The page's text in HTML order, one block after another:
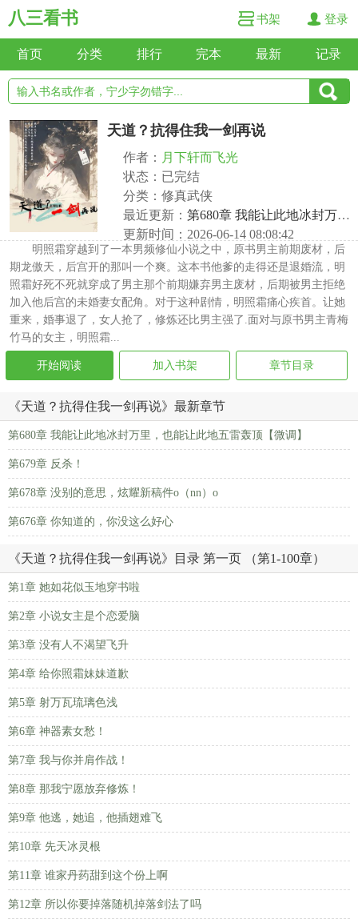
八三看书 书架 登录
首页 分类 排行 完本 最新 记录
天道？抗得住我一剑再说
作者： 月下轩而飞光
状态：已完结
分类：修真武侠
最近更新： 第680章 我能让此地冰封万里，也能让此地五雷轰顶【微调】
更新时间：2026-06-14 08:08:42
明照霜穿越到了一本男频修仙小说之中，原书男主前期废材，后
期龙傲天，后宫开的那叫一个爽。这本书他爹的走得还是退婚流，明
照霜好死不死就穿成了男主那个前期嫌弃男主废材，后期被男主拒绝
加入他后宫的未婚妻女配角。对于这种剧情，明照霜痛心疾首。让她
重来，婚事退了，女人抢了，修炼还比男主强了.面对与原书男主青梅
竹马的女主，明照霜...
开始阅读 加入书架 章节目录
《天道？抗得住我一剑再说》最新章节
第680章 我能让此地冰封万里，也能让此地五雷轰顶【微调】
第679章 反杀！
第678章 没别的意思，炫耀新稿件o（nn）o
第676章 你知道的，你没这么好心
《天道？抗得住我一剑再说》目录 第一页 （第1-100章）
第1章 她如花似玉地穿书啦
第2章 小说女主是个恋爱脑
第3章 没有人不渴望飞升
第4章 给你照霜妹妹道歉
第5章 射万瓦琉璃色浅
第6章 神器素女愁！
第7章 我与你并肩作战！
第8章 那我宁愿放弃修炼！
第9章 他逃，她追，他插翅难飞
第10章 先天冰灵根
第11章 谁家丹药甜到这个份上啊
第12章 所以你要掉落随机掉落剑法了吗